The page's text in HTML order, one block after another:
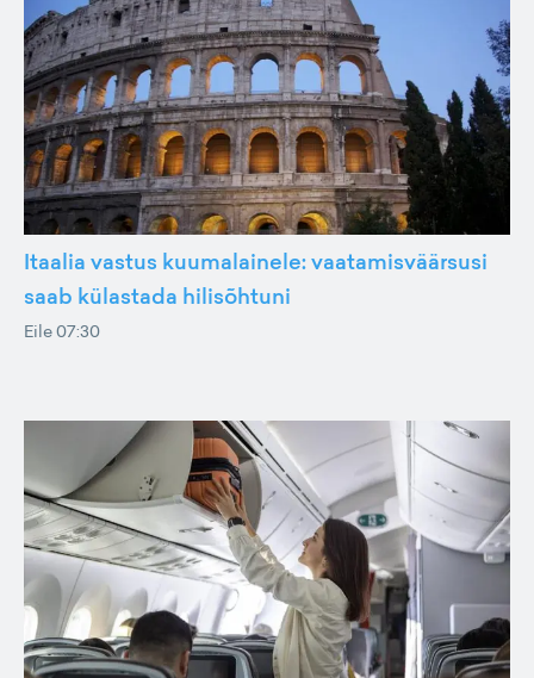
Itaalia vastus kuumalainele: vaatamisväärsusi
saab külastada hilisõhtuni
Eile 07:30